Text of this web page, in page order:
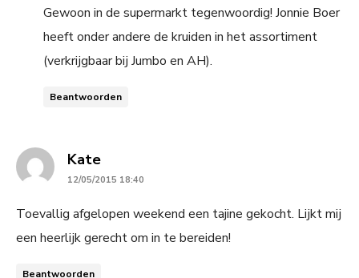
Gewoon in de supermarkt tegenwoordig! Jonnie Boer
heeft onder andere de kruiden in het assortiment
(verkrijgbaar bij Jumbo en AH).
Beantwoorden
Katesays:
12/05/2015 18:40
Toevallig afgelopen weekend een tajine gekocht. Lijkt mij
een heerlijk gerecht om in te bereiden!
Beantwoorden